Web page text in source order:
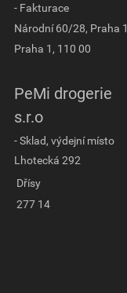
- Fakturace
Národní 60/28, Praha 1
Praha 1, 110 00
PeMi drogerie
s.r.o
- Sklad, výdejní místo
Lhotecká 292
Dřísy
277 14